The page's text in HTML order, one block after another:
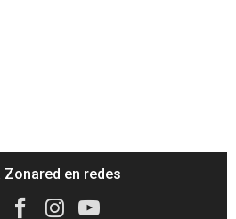
Zonared en redes